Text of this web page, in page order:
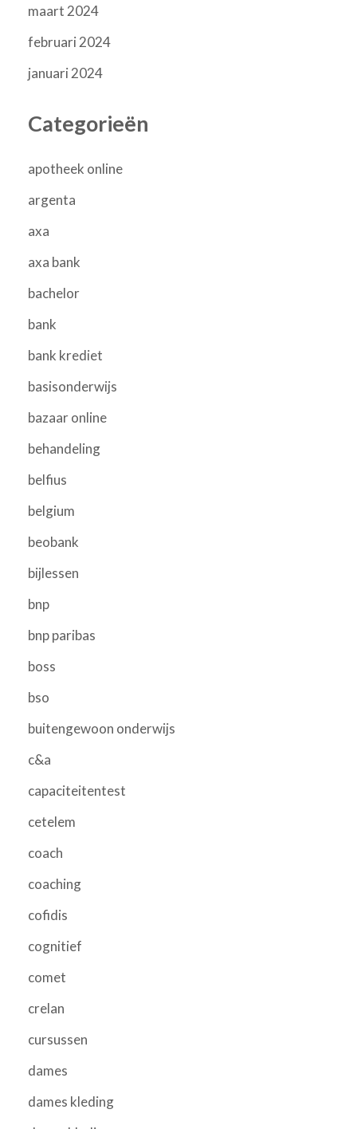
maart 2024
februari 2024
januari 2024
Categorieën
apotheek online
argenta
axa
axa bank
bachelor
bank
bank krediet
basisonderwijs
bazaar online
behandeling
belfius
belgium
beobank
bijlessen
bnp
bnp paribas
boss
bso
buitengewoon onderwijs
c&a
capaciteitentest
cetelem
coach
coaching
cofidis
cognitief
comet
crelan
cursussen
dames
dames kleding